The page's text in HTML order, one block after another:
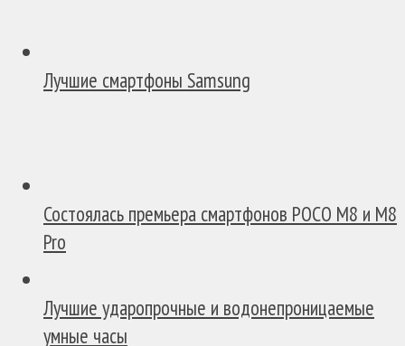
Лучшие смартфоны Samsung
Лучшие ударопрочные и водонепроницаемые
умные часы
Состоялась премьера смартфонов POCO M8 и M8
Pro